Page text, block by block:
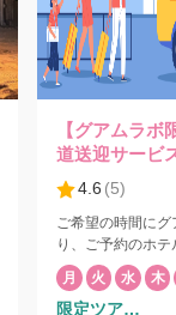
【グアムラ
道送迎サービ
4.6 (5)
ご希望の時間に
り、ご予約のホ
でお送りします
なります。 料金にはお一人1個のスーツケースが
含まれます。追
月 火 水 木
限定ツア